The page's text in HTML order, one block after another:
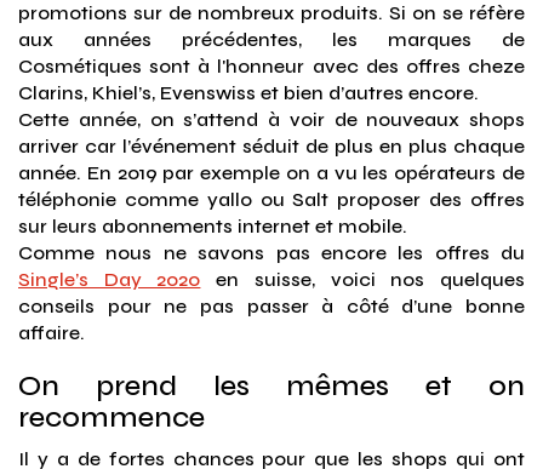
promotions sur de nombreux produits. Si on se réfère
aux années précédentes, les marques de
Cosmétiques sont à l'honneur avec des offres cheze
Clarins, Khiel’s, Evenswiss et bien d’autres encore.
Cette année, on s’attend à voir de nouveaux shops
arriver car l’événement séduit de plus en plus chaque
année. En 2019 par exemple on a vu les opérateurs de
téléphonie comme yallo ou Salt proposer des offres
sur leurs abonnements internet et mobile.
Comme nous ne savons pas encore les offres du
Single’s Day 2020 en suisse, voici nos quelques
conseils pour ne pas passer à côté d’une bonne
affaire.
On prend les mêmes et on
recommence
Il y a de fortes chances pour que les shops qui ont